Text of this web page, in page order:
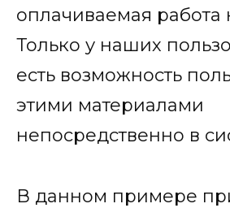
оплачиваемая работа
Только у наших
есть возможность
этими материалами
непосредственно в
В данном примере